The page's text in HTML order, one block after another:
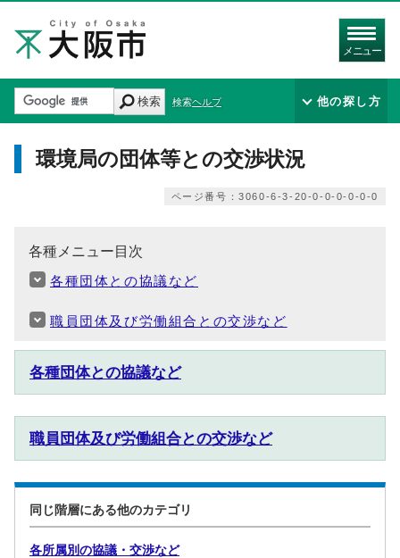
メニュー
検索 検索ヘルプ 他の探し方
環境局の団体等との交渉状況
ページ番号：3060-6-3-20-0-0-0-0-0-0
各種メニュー目次
各種団体との協議など
職員団体及び労働組合との交渉など
各種団体との協議など
職員団体及び労働組合との交渉など
同じ階層にある他のカテゴリ
各所属別の協議・交渉など